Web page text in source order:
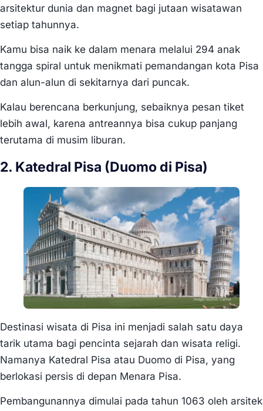
arsitektur dunia dan magnet bagi jutaan wisatawan
setiap tahunnya.
Kamu bisa naik ke dalam menara melalui 294 anak
tangga spiral untuk menikmati pemandangan kota Pisa
dan alun-alun di sekitarnya dari puncak.
Kalau berencana berkunjung, sebaiknya pesan tiket
lebih awal, karena antreannya bisa cukup panjang
terutama di musim liburan.
2. Katedral Pisa (Duomo di Pisa)
Destinasi wisata di Pisa ini menjadi salah satu daya
tarik utama bagi pencinta sejarah dan wisata religi.
Namanya Katedral Pisa atau Duomo di Pisa, yang
berlokasi persis di depan Menara Pisa.
Pembangunannya dimulai pada tahun 1063 oleh arsitek